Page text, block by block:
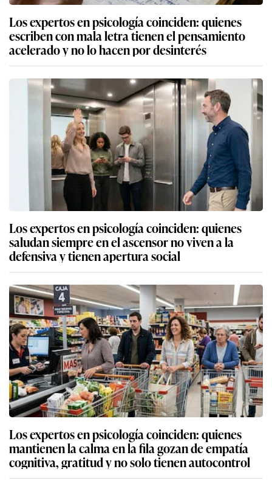
Los expertos en psicología coinciden: quienes
escriben con mala letra tienen el pensamiento
acelerado y no lo hacen por desinterés
Los expertos en psicología coinciden: quienes
saludan siempre en el ascensor no viven a la
defensiva y tienen apertura social
Los expertos en psicología coinciden: quienes
mantienen la calma en la fila gozan de empatía
cognitiva, gratitud y no solo tienen autocontrol